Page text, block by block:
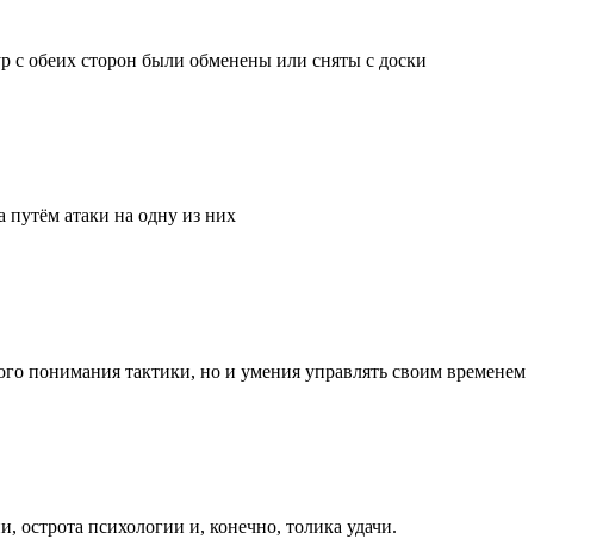
с обеих сторон были обменены или сняты с доски
атаки на одну из них
понимания тактики, но и умения управлять своим временем
острота психологии и, конечно, толика удачи.